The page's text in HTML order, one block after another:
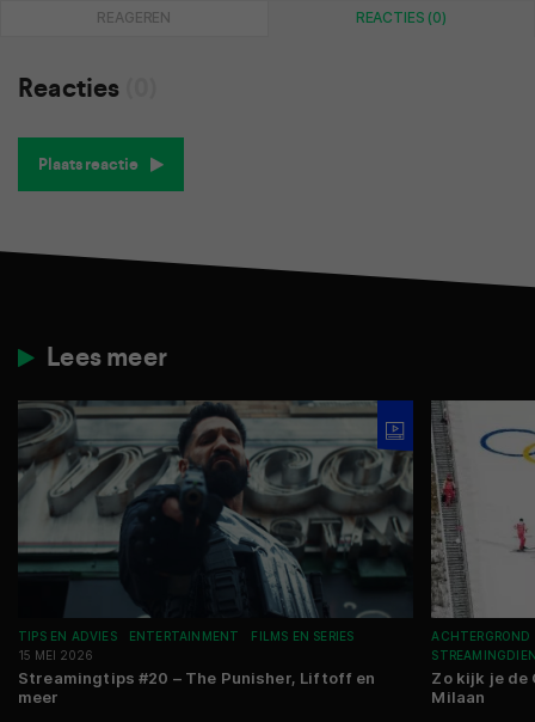
REAGEREN REACTIES (0)
Reacties
Plaats reactie
Lees meer
TIPS EN ADVIES ENTERTAINMENT
FILMS EN SERIES
15 MEI 2026
Streamingtips #20 – The Punisher, Liftoff en
meer
ACHTERGROND
Zo kijk je de
Milaan